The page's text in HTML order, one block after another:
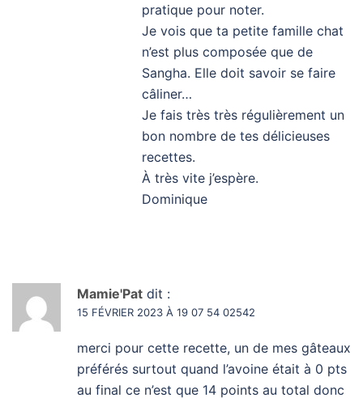
pratique pour noter.
Je vois que ta petite famille chat
n’est plus composée que de
Sangha. Elle doit savoir se faire
câliner…
Je fais très très régulièrement un
bon nombre de tes délicieuses
recettes.
À très vite j’espère.
Dominique
Mamie'Pat dit :
15 FÉVRIER 2023 À 19 07 54 02542
merci pour cette recette, un de mes gâteaux
préférés surtout quand l’avoine était à 0 pts
au final ce n’est que 14 points au total donc